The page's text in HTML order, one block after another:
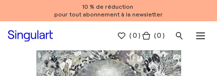
10 % de réduction
pour tout abonnement à la newsletter
(0 ) ( 0 )